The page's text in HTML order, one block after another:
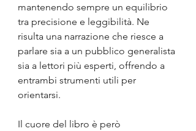
mantenendo sempre un equilibrio
tra precisione e leggibilità. Ne
risulta una narrazione che riesce a
parlare sia a un pubblico generalista
sia a lettori più esperti, offrendo a
entrambi strumenti utili per
orientarsi.
Il cuore del libro è però